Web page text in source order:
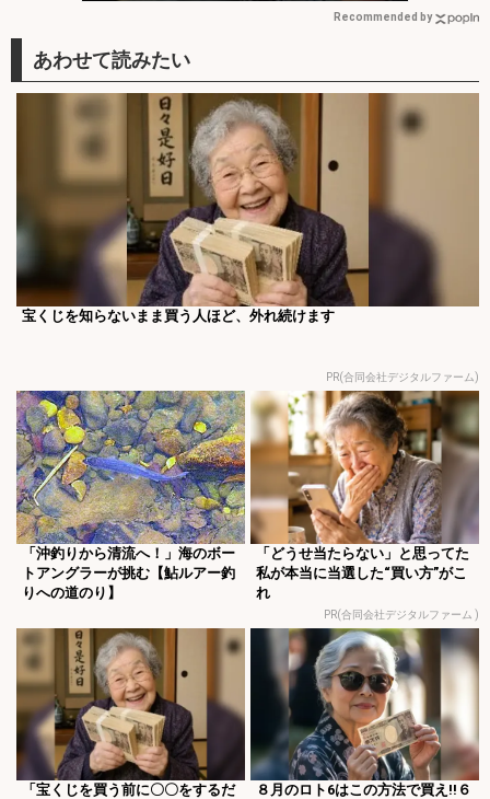
Recommended by
宝くじを知らないまま買う人ほど、外れ続けます
PR(合同会社デジタルファーム)
「沖釣りから清流へ！」海のボー
トアングラーが挑む【鮎ルアー釣
りへの道のり】
「どうせ当たらない」と思ってた
私が本当に当選した“買い方”がこ
れ
PR(合同会社デジタルファーム )
「宝くじを買う前に〇〇をするだ
８月のロト6はこの方法で買え!!６